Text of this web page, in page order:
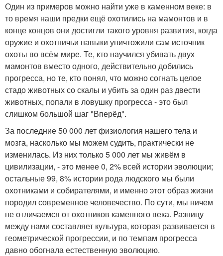
Один из примеров можно найти уже в каменном веке: в
то время наши предки ещё охотились на мамонтов и в
конце концов они достигли такого уровня развития, когда
оружие и охотничьи навыки уничтожили сам источник
охоты во всём мире. Те, кто научился убивать двух
мамонтов вместо одного, действительно добились
прогресса, но те, кто понял, что можно согнать целое
стадо животных со скалы и убить за один раз двести
животных, попали в ловушку прогресса - это был
слишком большой шаг "Вперёд".
За последние 50 000 лет физиология нашего тела и
мозга, насколько мы можем судить, практически не
изменилась. Из них только 5 000 лет мы живём в
цивилизации, - это менее 0, 2% всей истории эволюции;
остальные 99, 8% истории рода людского мы были
охотниками и собирателями, и именно этот образ жизни
породил современное человечество. По сути, мы ничем
не отличаемся от охотников каменного века. Разницу
между нами составляет культура, которая развивается в
геометрической прогрессии, и по темпам прогресса
давно обогнала естественную эволюцию.